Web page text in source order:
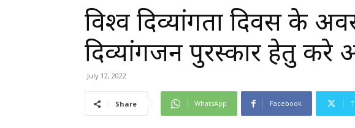
विश्व दिव्यांगता दिवस के
दिव्यांगजन पुरस्कार हेतु
July 12, 2022
Share WhatsApp Facebook